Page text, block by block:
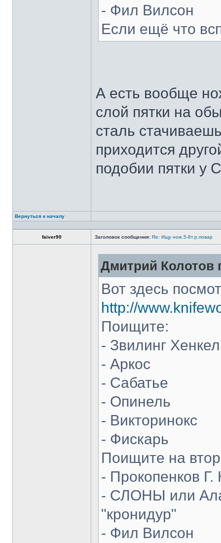
- Фил Вилсон
Если ещё что
А есть вообще
слой пятки на
сталь
приходится
подобии пятки у
Вернуться к началу
faiver90 Заголовок сообщения: Re: Ищу нож.5-8т.р.повар
Дмитрий Колотов
Вот здесь
http://
Поищите:
- Звилинг
- Аркос
- Сабатье
- Опинель
- Викторинокс
- Фискарь
Поищите на
- Прокопенков Г.
- СЛОНЫ или
"кронидур"
- Фил Вилсон